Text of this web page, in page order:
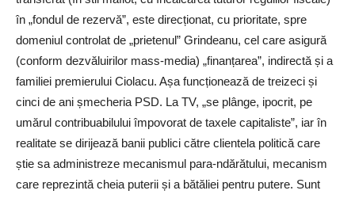
în „fondul de rezervă”, este direcționat, cu prioritate, spre
domeniul controlat de „prietenul” Grindeanu, cel care asigură
(conform dezvăluirilor mass-media) „finanțarea”, indirectă și a
familiei premierului Ciolacu. Așa funcționează de treizeci și
cinci de ani șmecheria PSD. La TV, „se plânge, ipocrit, pe
umărul contribuabilului împovorat de taxele capitaliste”, iar în
realitate se dirijează banii publici către clientela politică care
știe sa administreze mecanismul para-ndărătului, mecanism
care reprezintă cheia puterii și a bătăliei pentru putere. Sunt